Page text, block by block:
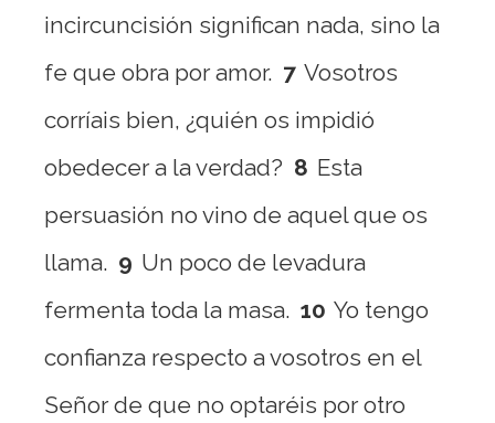
incircuncisión significan nada, sino la
fe que obra por amor. 7 Vosotros
corríais bien, ¿quién os impidió
obedecer a la verdad? 8 Esta
persuasión no vino de aquel que os
llama. 9 Un poco de levadura
fermenta toda la masa. 10 Yo tengo
confianza respecto a vosotros en el
Señor de que no optaréis por otro